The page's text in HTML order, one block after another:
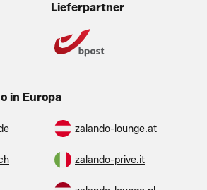
Lieferpartner
in Europa
zalando-lounge.at
zalando-prive.it